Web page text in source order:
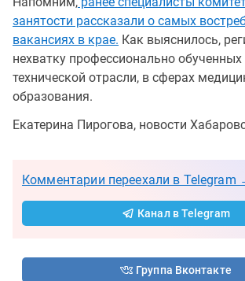
занятости рассказали о самых
вакансиях в крае. Как выяснилось,
нехватку профессионально
технической отрасли, в сферах
образования.
Екатерина Пирогова, новости
Комментарии переехали в Telegram
Канал в Telegram
Группа Вконтакте